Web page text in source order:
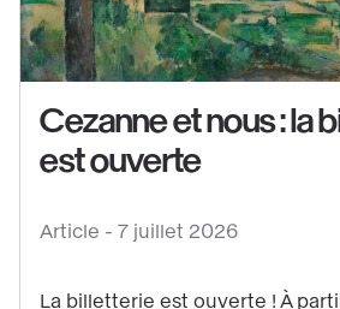
Voir
contenu
Cezanne
Article - 7 juillet 2026
Cezanne et nous : la
est ouverte
La billetterie est ouverte ! À